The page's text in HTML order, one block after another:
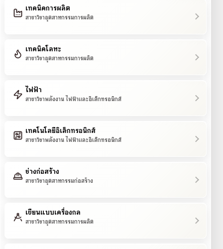
เทคนิคการผลิต
สาขาวิชาอุตสาหกรรมการผลิต
เทคนิคโลหะ
สาขาวิชาอุตสาหกรรมการผลิต
ไฟฟ้า
สาขาวิชาพลังงาน ไฟฟ้าและอิเล็กทรอนิกส์
เทคโนโลยีอิเล็กทรอนิกส์
สาขาวิชาพลังงาน ไฟฟ้าและอิเล็กทรอนิกส์
ช่างก่อสร้าง
สาขาวิชาอุตสาหกรรมก่อสร้าง
เขียนแบบเครื่องกล
สาขาวิชาอุตสาหกรรมการผลิต